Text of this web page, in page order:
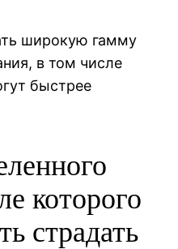
широкую гамму
в том числе
быстрее
которого
страдать